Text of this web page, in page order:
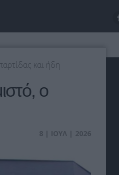
και ήδη
ο
8 | ΙΟΥΛ | 2026